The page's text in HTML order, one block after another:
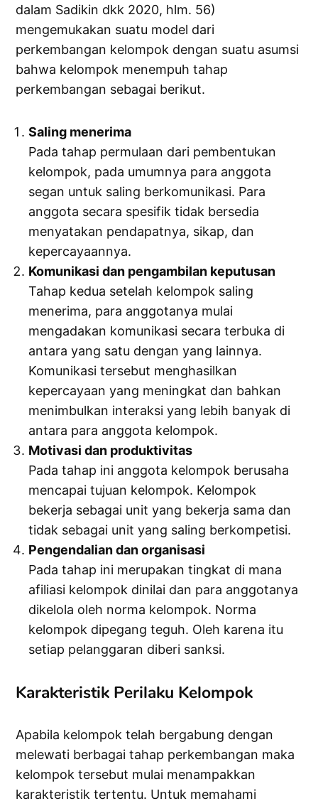
dalam Sadikin dkk 2020, hlm. 56)
mengemukakan suatu model dari
perkembangan kelompok dengan suatu asumsi
bahwa kelompok menempuh tahap
perkembangan sebagai berikut.
Saling menerima
Pada tahap permulaan dari pembentukan
kelompok, pada umumnya para anggota
segan untuk saling berkomunikasi. Para
anggota secara spesifik tidak bersedia
menyatakan pendapatnya, sikap, dan
kepercayaannya.
Komunikasi dan pengambilan keputusan
Tahap kedua setelah kelompok saling
menerima, para anggotanya mulai
mengadakan komunikasi secara terbuka di
antara yang satu dengan yang lainnya.
Komunikasi tersebut menghasilkan
kepercayaan yang meningkat dan bahkan
menimbulkan interaksi yang lebih banyak di
antara para anggota kelompok.
Motivasi dan produktivitas
Pada tahap ini anggota kelompok berusaha
mencapai tujuan kelompok. Kelompok
bekerja sebagai unit yang bekerja sama dan
tidak sebagai unit yang saling berkompetisi.
Pengendalian dan organisasi
Pada tahap ini merupakan tingkat di mana
afiliasi kelompok dinilai dan para anggotanya
dikelola oleh norma kelompok. Norma
kelompok dipegang teguh. Oleh karena itu
setiap pelanggaran diberi sanksi.
Karakteristik Perilaku Kelompok
Apabila kelompok telah bergabung dengan
melewati berbagai tahap perkembangan maka
kelompok tersebut mulai menampakkan
karakteristik tertentu. Untuk memahami